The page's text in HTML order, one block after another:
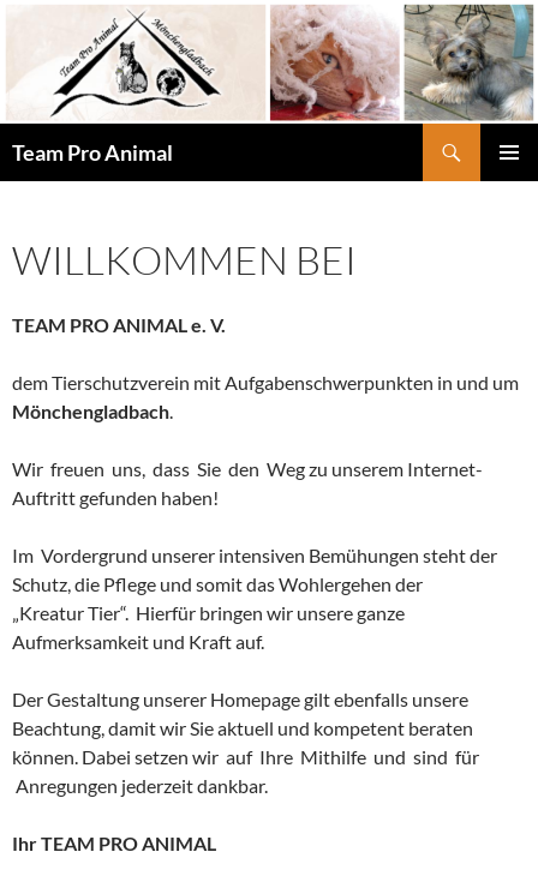
springen
Team Pro Animal
WILLKOMMEN BEI
TEAM PRO ANIMAL e. V.
dem Tierschutzverein mit Aufgabenschwerpunkten in und um
Mönchengladbach
Wir freuen uns, dass Sie den Weg zu unserem Internet-
Auftritt gefunden haben!
Im Vordergrund unserer intensiven Bemühungen steht der
Schutz, die Pflege und somit das Wohlergehen der
„Kreatur Tier“. Hierfür bringen wir unsere ganze
Aufmerksamkeit und Kraft auf.
Der Gestaltung unserer Homepage gilt ebenfalls unsere
Beachtung, damit wir Sie aktuell und kompetent beraten
können. Dabei setzen wir auf Ihre Mithilfe und sind für
Anregungen jederzeit dankbar.
Ihr TEAM PRO ANIMAL